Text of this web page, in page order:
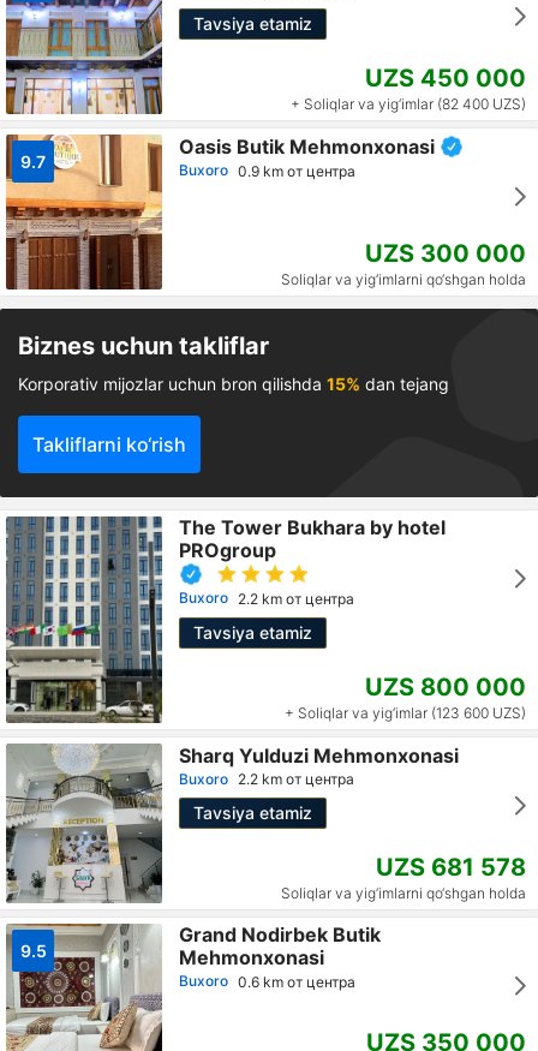
Tavsiya etamiz
UZS 450 000
+ Soliqlar va yig‘imlar (82 400 UZS)
9.7
Oasis Butik Mehmonxonasi
Buxoro 0.9 km от центра
UZS 300 000
Soliqlar va yig‘imlarni qo‘shgan holda
Biznes uchun takliflar
Korporativ mijozlar uchun bron qilishda 15% dan tejang
Takliflarni ko‘rish
The Tower Bukhara by hotel
PROgroup
Buxoro 2.2 km от центра
Tavsiya etamiz
UZS 800 000
+ Soliqlar va yig‘imlar (123 600 UZS)
Sharq Yulduzi Mehmonxonasi
Buxoro 2.2 km от центра
Tavsiya etamiz
UZS 681 578
Soliqlar va yig‘imlarni qo‘shgan holda
9.5
Grand Nodirbek Butik
Mehmonxonasi
Buxoro 0.6 km от центра
UZS 350 000